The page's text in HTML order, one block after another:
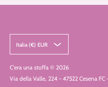
Italia (€) EUR
C'era una stoffa © 2026
Via della Valle, 224 - 47522 Cesena FC